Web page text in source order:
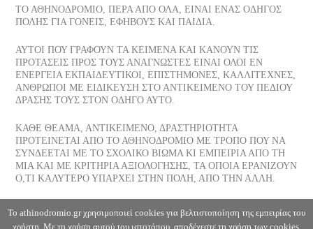
Οι νεώσοικοι του Πειραιά, ένα σοβαρό στήριγμα της αρχαίας
03/07/2026
Το παγωτό, η λιχουδιά του Καλοκαιριού ποια είναι η διατροφική
του αξία
Αφυδάτωση
29/06/2026
Η Θάλασσα, Κλωντ Ντεμπυσσύ
ΤΟ ΑΘΗΝΟΔΡΟΜΙΟ, ΠΕΡΑ ΑΠΟ ΟΛΑ, ΕΙΝΑΙ ΕΝΑΣ ΟΔΗΓΟΣ
ΠΟΛΗΣ ΓΙΑ ΓΟΝΕΙΣ, ΕΦΗΒΟΥΣ ΚΑΙ ΠΑΙΔΙΑ.
ΑΥΤΟΙ ΠΟΥ ΓΡΑΦΟΥΝ ΤΑ ΚΕΙΜΕΝΑ ΚΑΙ ΚΑΝΟΥΝ ΤΙΣ
ΠΡΟΤΑΣΕΙΣ ΠΡΟΣ ΤΟΥΣ ΑΝΑΓΝΩΣΤΕΣ ΕΙΝΑΙ ΟΛΟΙ ΕΝ
ΕΝΕΡΓΕΙΑ ΕΚΠΑΙΔΕΥΤΙΚΟΙ, ΕΠΙΣΤΗΜΟΝΕΣ, ΚΑΛΛΙΤΕΧΝΕΣ,
ΑΝΘΡΩΠΟΙ ΜΕ ΕΙΔΙΚΕΥΣΗ ΣΤΟ ΑΝΤΙΚΕΙΜΕΝΟ ΤΟΥ ΠΕΔΙΟΥ
ΔΡΑΣΗΣ ΤΟΥΣ ΣΤΟΝ ΟΔΗΓΟ ΑΥΤΟ.
ΚΑΘΕ ΘΕΑΜΑ, ΑΝΤΙΚΕΙΜΕΝΟ, ΔΡΑΣΤΗΡΙΟΤΗΤΑ
ΠΡΟΤΕΙΝΕΤΑΙ ΑΠΟ ΤΟ ΑΘΗΝΟΔΡΟΜΙΟ ΜΕ ΤΡΟΠΟ ΠΟΥ ΝΑ
ΣΥΝΔΕΕΤΑΙ ΜΕ ΤΟ ΣΧΟΛΙΚΟ ΒΙΩΜΑ ΚΙ ΕΜΠΕΙΡΙΑ ΑΠΟ ΤΗ
ΜΙΑ ΚΑΙ ΜΕ ΚΡΙΤΗΡΙΑ ΑΞΙΟΛΟΓΗΣΗΣ, ΤΑ ΟΠΟΙΑ ΕΡΑΝΙΖΟΥΝ
Ο,ΤΙ ΚΑΛΥΤΕΡΟ ΥΠΑΡΧΕΙ ΣΤΗΝ ΠΟΛΗ, ΑΠΟ ΤΗΝ ΑΛΛΗ.
Το athinodromio.gr χρησιμοποιεί cookies για βελτιστοποίηση της εμπειρίας του
χρήστη. Με τη χρήση αυτού του ιστοτόπου, αποδέχεστε τη χρήση των cookies.